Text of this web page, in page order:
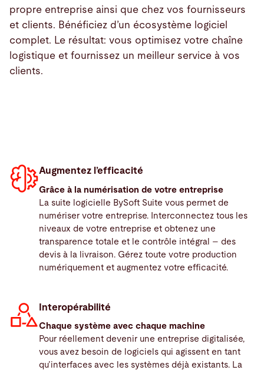
propre entreprise ainsi que chez vos fournisseurs
et clients. Bénéficiez d’un écosystème logiciel
complet. Le résultat: vous optimisez votre chaîne
logistique et fournissez un meilleur service à vos
clients.
Augmentez l’efficacité
Grâce à la numérisation de votre entreprise
La suite logicielle BySoft Suite vous permet de
numériser votre entreprise. Interconnectez tous les
niveaux de votre entreprise et obtenez une
transparence totale et le contrôle intégral – des
devis à la livraison. Gérez toute votre production
numériquement et augmentez votre efficacité.
Interopérabilité
Chaque système avec chaque machine
Pour réellement devenir une entreprise digitalisée,
vous avez besoin de logiciels qui agissent en tant
qu’interfaces avec les systèmes déjà existants. La